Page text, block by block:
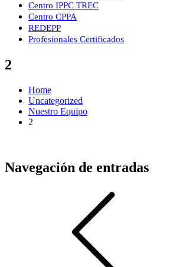
Centro IPPC TREC
Centro CPPA
REDEPP
Profesionales Certificados
2
Home
Uncategorized
Nuestro Equipo
2
Navegación de entradas